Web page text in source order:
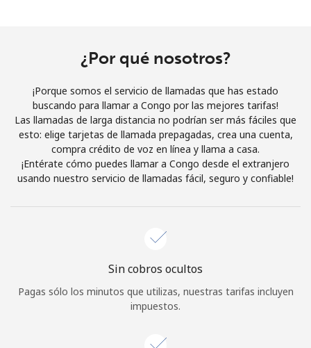
Únete
¡Hola!
Inicia sesión oREGÍSTRATE →
¿Olvidaste tu contraseña? →
¿Por qué nosotros?
¡Porque somos el servicio de llamadas que has estado
buscando para llamar a Congo por las mejores tarifas!
Las llamadas de larga distancia no podrían ser más fáciles que
esto: elige tarjetas de llamada prepagadas, crea una cuenta,
compra crédito de voz en línea y llama a casa.
¡Entérate cómo puedes llamar a Congo desde el extranjero
usando nuestro servicio de llamadas fácil, seguro y confiable!
Sin cobros ocultos
Pagas sólo los minutos que utilizas, nuestras tarifas incluyen
impuestos.